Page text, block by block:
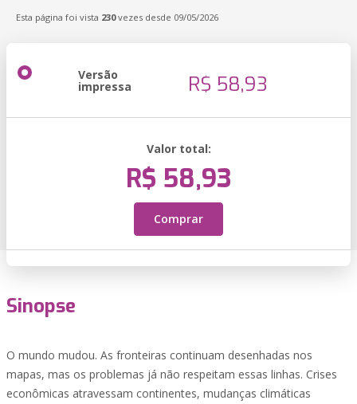
Esta página foi vista 230vezes desde 09/05/2026
Versão
impressa R$ 58,93
Valor total:
R$ 58,93
Comprar
Sinopse
O mundo mudou. As fronteiras continuam desenhadas nos
mapas, mas os problemas já não respeitam essas linhas. Crises
econômicas atravessam continentes, mudanças climáticas